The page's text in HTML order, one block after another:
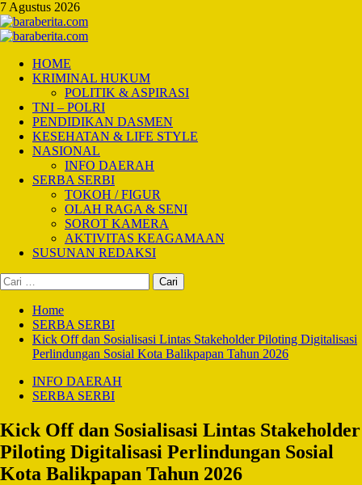
Skip
to
content
7 Agustus 2026
Primary
HOME
KRIMINAL HUKUM
POLITIK & ASPIRASI
TNI – POLRI
PENDIDIKAN DASMEN
KESEHATAN & LIFE STYLE
NASIONAL
INFO DAERAH
SERBA SERBI
TOKOH / FIGUR
OLAH RAGA & SENI
SOROT KAMERA
AKTIVITAS KEAGAMAAN
SUSUNAN REDAKSI
Cari
untuk:
Home
SERBA SERBI
Kick Off dan Sosialisasi Lintas Stakeholder Piloting Digitalisasi
Perlindungan Sosial Kota Balikpapan Tahun 2026
INFO DAERAH
SERBA SERBI
Kick Off dan Sosialisasi Lintas Stakeholder
Piloting Digitalisasi Perlindungan Sosial
Kota Balikpapan Tahun 2026